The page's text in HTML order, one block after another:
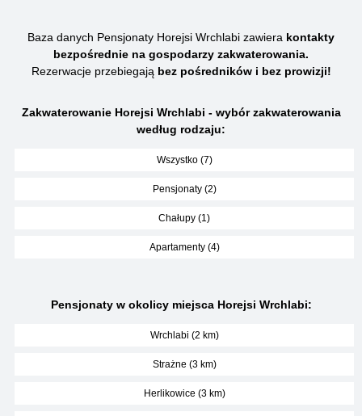
Baza danych Pensjonaty Horejsi Wrchlabi zawiera kontakty
bezpośrednie na gospodarzy zakwaterowania.
Rezerwacje przebiegają bez pośredników i bez prowizji!
Zakwaterowanie Horejsi Wrchlabi - wybór zakwaterowania
według rodzaju:
Wszystko (7)
Pensjonaty (2)
Chałupy (1)
Apartamenty (4)
Pensjonaty w okolicy miejsca Horejsi Wrchlabi:
Wrchlabi (2 km)
Strażne (3 km)
Herlikowice (3 km)